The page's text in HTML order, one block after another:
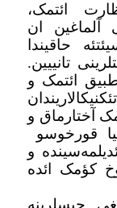
ائتمک،
آلماغین ان
حاقیندا
تانییین.
ائتمک و
آختارماق و
قورخوسو
و
کؤمک ائده
حیسلرینه